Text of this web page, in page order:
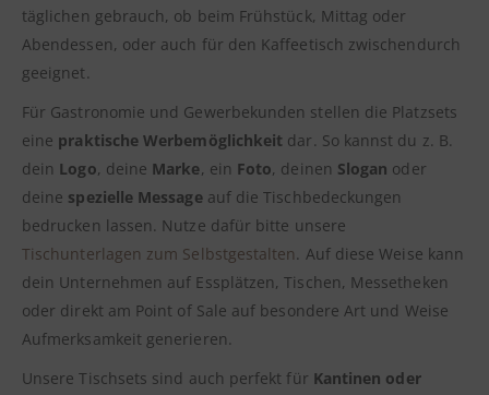
täglichen gebrauch, ob beim Frühstück, Mittag oder
Abendessen, oder auch für den Kaffeetisch zwischendurch
geeignet.
Für Gastronomie und Gewerbekunden stellen die Platzsets
eine praktische Werbemöglichkeit dar. So kannst du z. B.
dein Logo, deine Marke, ein Foto, deinen Slogan oder
deine spezielle Messageauf die Tischbedeckungen
bedrucken lassen. Nutze dafür bitte unsere
Tischunterlagen zum Selbstgestalten. Auf diese Weise kann
dein Unternehmen auf Essplätzen, Tischen, Messetheken
oder direkt am Point of Sale auf besondere Art und Weise
Aufmerksamkeit generieren.
Unsere Tischsets sind auch perfekt für Kantinen oder